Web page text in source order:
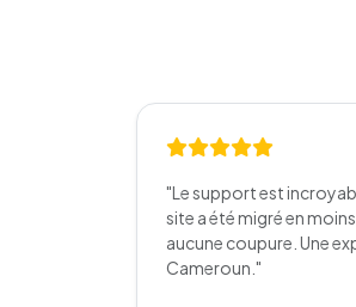
"Le support est
site a été migré en
aucune coupure. Une
Cameroun."